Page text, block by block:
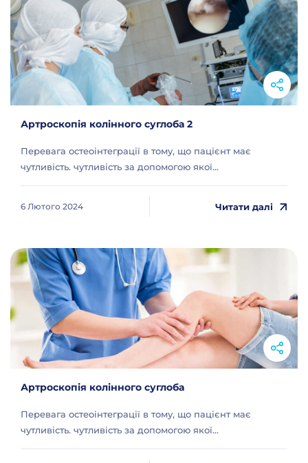
Артроскопія колінного суглоба 2
Перевага остеоінтеграції в тому, що пацієнт має
чутливість. чутливість за допомогою якої...
6 Лютого 2024 Читати далі
Артроскопія колінного суглоба
Перевага остеоінтеграції в тому, що пацієнт має
чутливість. чутливість за допомогою якої...